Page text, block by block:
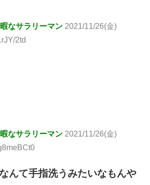
なサラリーマン 2021/11/26(金)
2td
なサラリーマン 2021/11/26(金)
んて手指洗うみたいなもんや